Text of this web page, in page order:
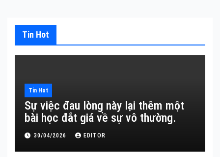
Tin Hot
Tin Hot
Sự việc đau lòng này lại thêm một
bài học đắt giá về sự vô thường.
30/04/2026 EDITOR